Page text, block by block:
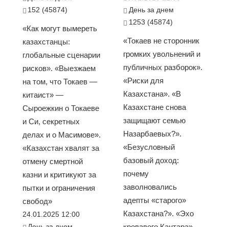
152 (45874)
«Как могут вымереть
казахстанцы:
глобальные сценарии
рисков». «Выезжаем
на том, что Токаев —
китаист» —
Сыроежкин о Токаеве
и Си, секретных
делах и о Масимове».
«Казахстан хвалят за
отмену смертной
казни и критикуют за
пытки и ограничения
свобод»
24.01.2025 12:00
День за днем
1253 (45874)
«Токаев не сторонник
громких увольнений и
публичных разборок».
«Риски для
Казахстана». «В
Казахстане снова
защищают семью
Назарбаевых?».
«Безусловный
базовый доход:
почему
заволновались
адепты «старого»
Казахстана?». «Эхо